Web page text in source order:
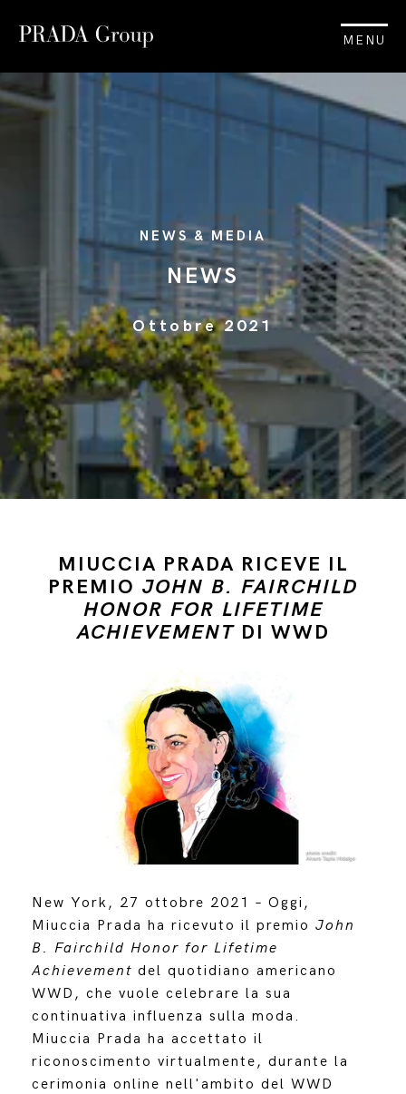
MENU
NEWS & MEDIA
NEWS
Ottobre 2021
MIUCCIA PRADA RICEVE IL
PREMIO JOHN B. FAIRCHILD
HONOR FOR LIFETIME
ACHIEVEMENTDI WWD
New York, 27 ottobre 2021 – Oggi,
Miuccia Prada ha ricevuto il premio John
B. Fairchild Honor for Lifetime
Achievement del quotidiano americano
WWD, che vuole celebrare la sua
continuativa influenza sulla moda.
Miuccia Prada ha accettato il
riconoscimento virtualmente, durante la
cerimonia online nell'ambito del WWD